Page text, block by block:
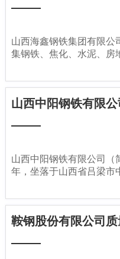
山西海鑫钢铁集团有限公
集钢铁、焦化、水泥、房
镇。2004年，公司销售
钢铁更名山西建龙，并于
山西中阳钢铁有限公
山西中阳钢铁有限公司（
年，坐落于山西省吕梁市
30多年的发展，已形成
炼钢、轧钢及钢材深加工
职工10000余人，产值
低碳化为特色的全产业链
鞍钢股份有限公司